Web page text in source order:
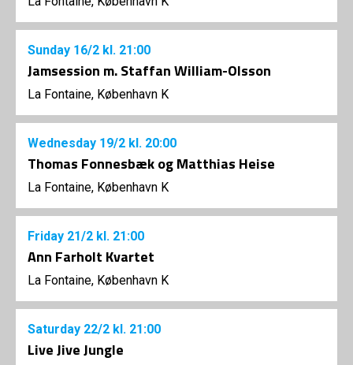
Sunday 16/2 kl. 21:00
Jamsession m. Staffan William-Olsson
La Fontaine, København K
Wednesday 19/2 kl. 20:00
Thomas Fonnesbæk og Matthias Heise
La Fontaine, København K
Friday 21/2 kl. 21:00
Ann Farholt Kvartet
La Fontaine, København K
Saturday 22/2 kl. 21:00
Live Jive Jungle